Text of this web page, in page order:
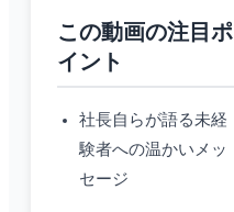
この動画の注目ポ
イント
社長自らが語る未経
験者への温かいメッ
セージ